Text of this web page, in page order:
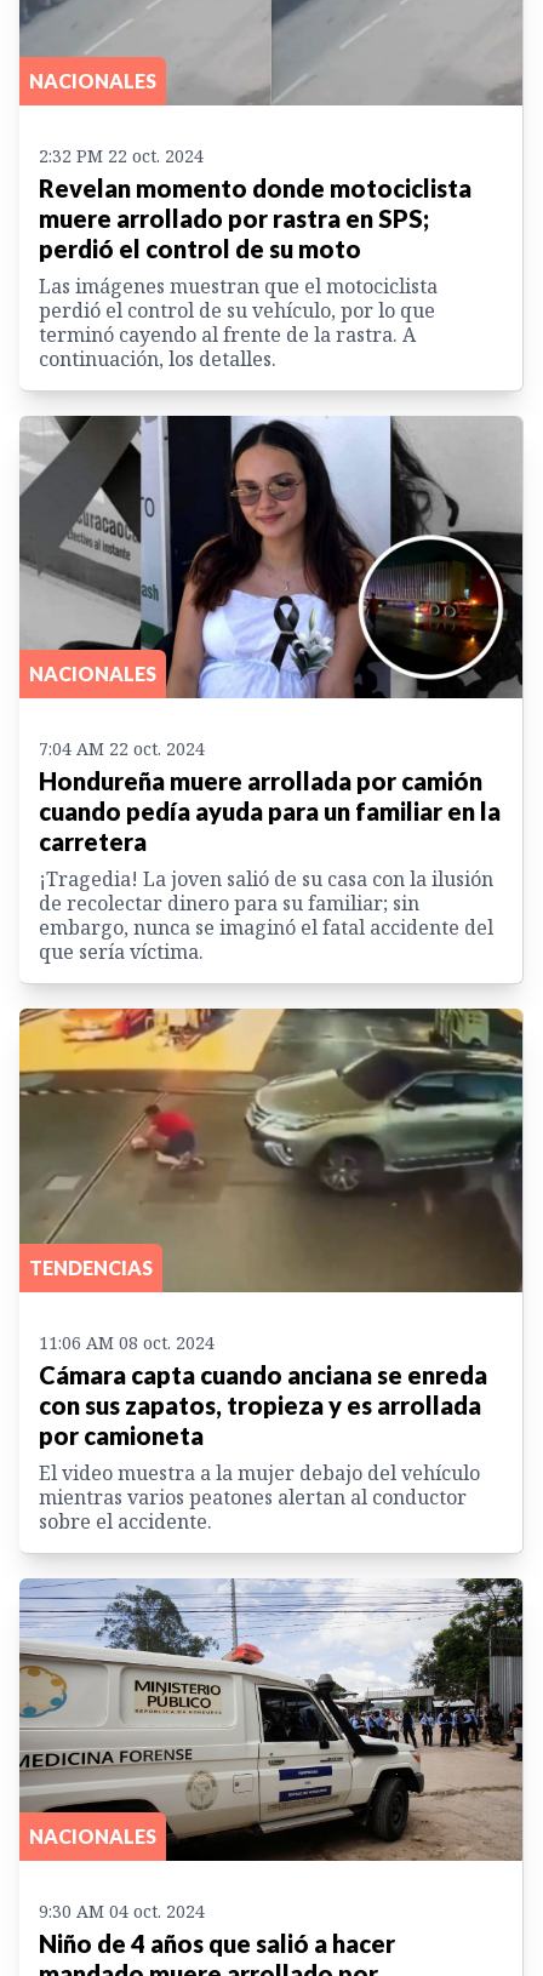
NACIONALES
2:32 PM 22 oct. 2024
Revelan momento donde motociclista
muere arrollado por rastra en SPS;
perdió el control de su moto
Las imágenes muestran que el motociclista
perdió el control de su vehículo, por lo que
terminó cayendo al frente de la rastra. A
continuación, los detalles.
NACIONALES
7:04 AM 22 oct. 2024
Hondureña muere arrollada por camión
cuando pedía ayuda para un familiar en la
carretera
¡Tragedia! La joven salió de su casa con la ilusión
de recolectar dinero para su familiar; sin
embargo, nunca se imaginó el fatal accidente del
que sería víctima.
TENDENCIAS
11:06 AM 08 oct. 2024
Cámara capta cuando anciana se enreda
con sus zapatos, tropieza y es arrollada
por camioneta
El video muestra a la mujer debajo del vehículo
mientras varios peatones alertan al conductor
sobre el accidente.
NACIONALES
9:30 AM 04 oct. 2024
Niño de 4 años que salió a hacer